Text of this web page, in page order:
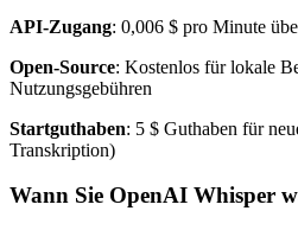
API-Zugang: 0,006 $ pro Minute
Open-Source: Kostenlos für lokale
Nutzungsgebühren
Startguthaben: 5 $ Guthaben für
Transkription)
Wann Sie OpenAI Whisper